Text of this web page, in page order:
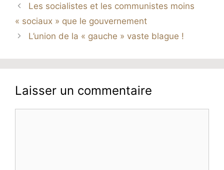
Les socialistes et les communistes moins
« sociaux » que le gouvernement
L’union de la « gauche » vaste blague !
Laisser un commentaire